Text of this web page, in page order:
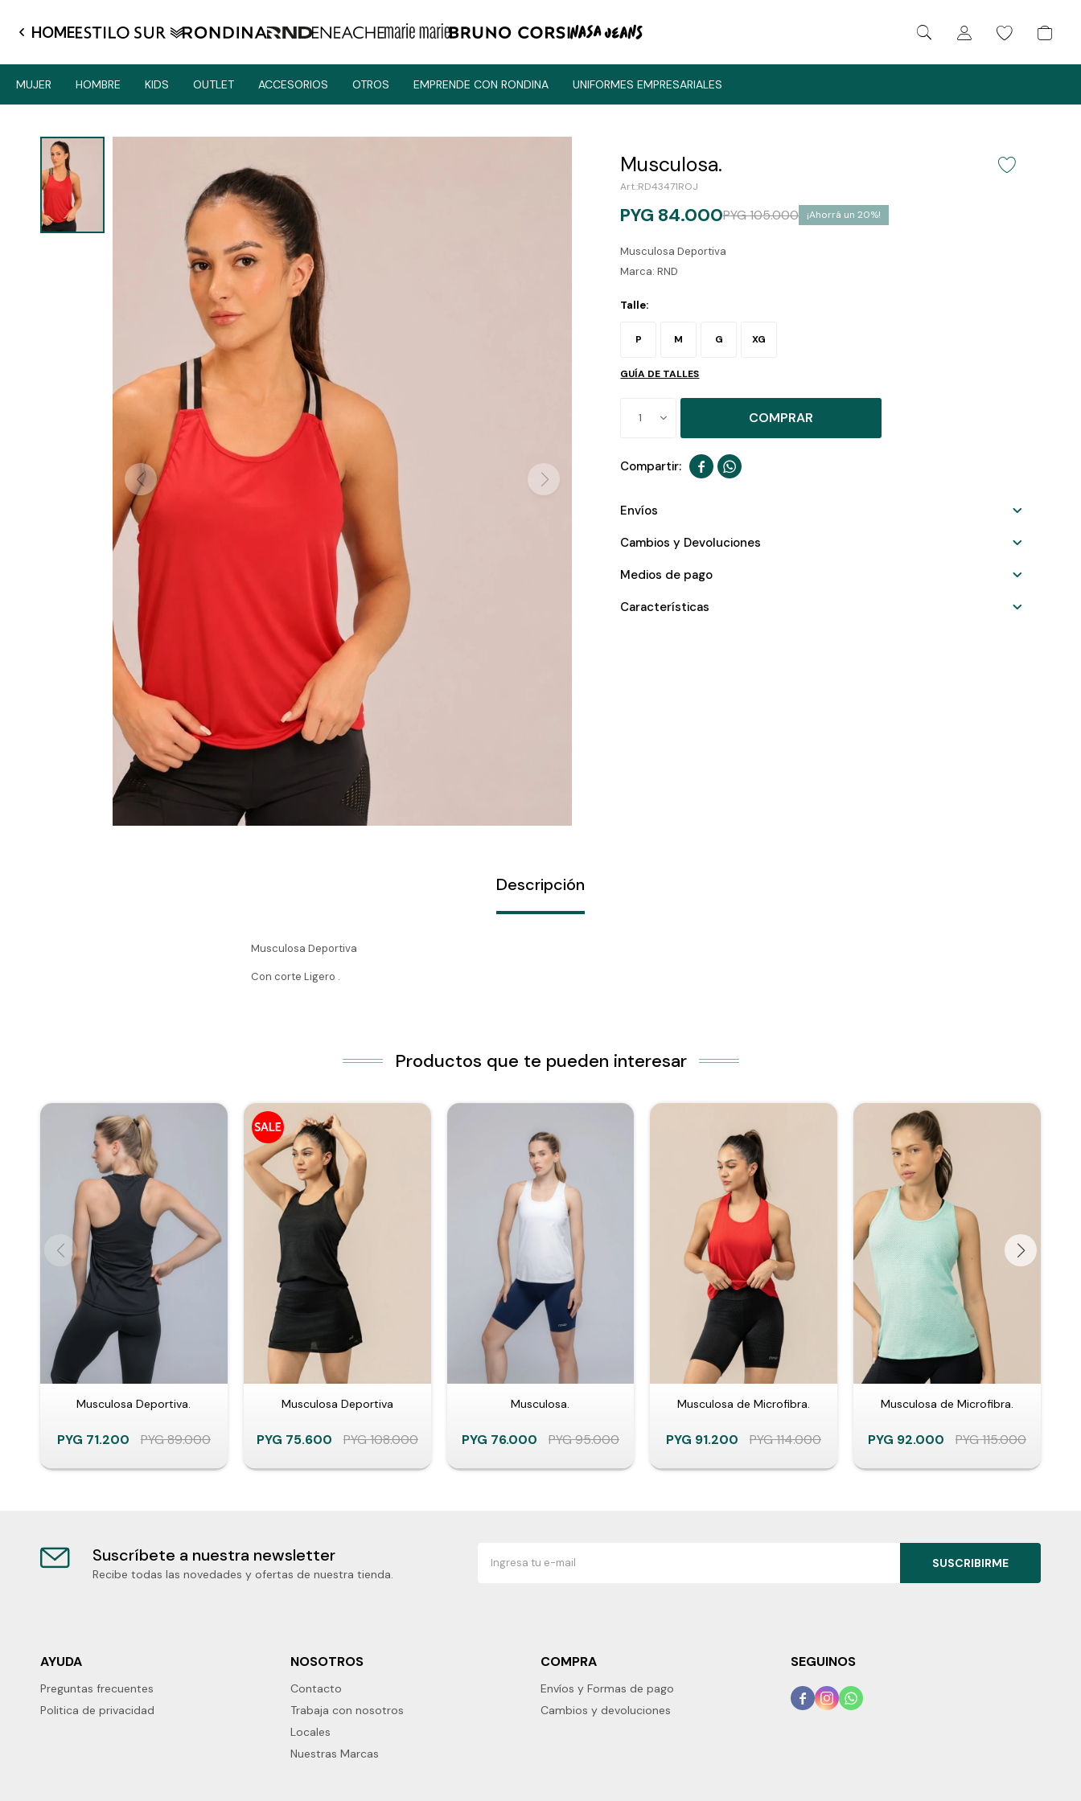
HOME
MUJER HOMBRE KIDS OUTLET ACCESORIOS OTROS EMPRENDE CON RONDINA UNIFORMES EMPRESARIALES
Musculosa.
RD43471ROJ
PYG 84.000PYG105.000 20
Musculosa Deportiva
Marca: RND
Talle:
P M G XG
GUÍA DE TALLES
1 COMPRAR
 
Envíos
Cambios y Devoluciones
Medios de pago
Características
Descripción
Musculosa Deportiva
Con corte Ligero .
Productos que te pueden interesar
Musculosa Deportiva.
PYG 71.200 PYG89.000
Musculosa Deportiva
PYG 75.600 PYG108.000
Musculosa.
PYG 76.000 PYG95.000
Musculosa de Microfibra.
PYG 91.200 PYG114.000
Musculosa de Microfibra.
PYG 92.000 PYG115.000
Suscríbete a nuestra newsletter
Recibe todas las novedades y ofertas de nuestra tienda.
SUSCRIBIRME
AYUDA
Preguntas frecuentes
Politica de privacidad
NOSOTROS
Contacto
Trabaja con nosotros
Locales
Nuestras Marcas
COMPRA
Envíos y Formas de pago
Cambios y devoluciones
SEGUINOS
  